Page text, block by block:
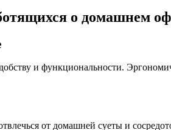
о домашнем
и функциональности.
от домашней суеты и